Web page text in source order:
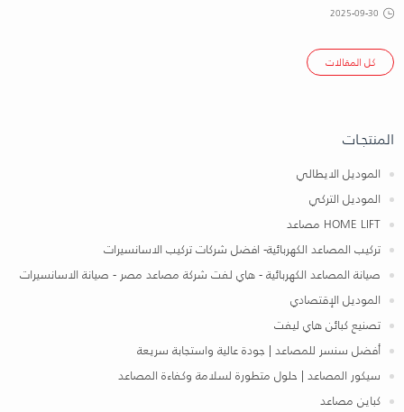
2025-09-30
كل المقالات
المنتجـات
الموديل الايطالي
الموديل التركي
HOME LIFT مصاعد
تركيب المصاعد الكهربائية- افضل شركات تركيب الاسانسيرات
صيانة المصاعد الكهربائية - هاي لفت شركة مصاعد مصر - صيانة الاسانسيرات
الموديل الإقتصادي
تصنيع كبائن هاي ليفت
أفضل سنسر للمصاعد | جودة عالية واستجابة سريعة
سيكور المصاعد | حلول متطورة لسلامة وكفاءة المصاعد
كباين مصاعد